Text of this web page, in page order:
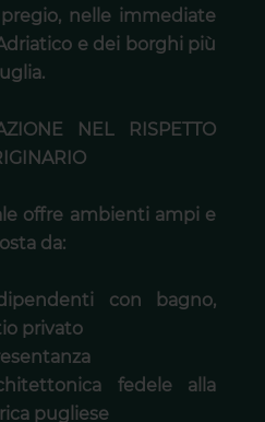
nelle immediate
e dei borghi più
NEL RISPETTO
offre ambienti ampi e
da:
con bagno,
privato
fedele alla
pugliese